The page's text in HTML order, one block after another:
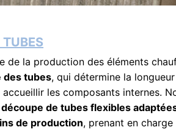
de la production des éléments
des tubes, qui détermine la
les composants internes.
de tubes flexibles
de production, prenant en